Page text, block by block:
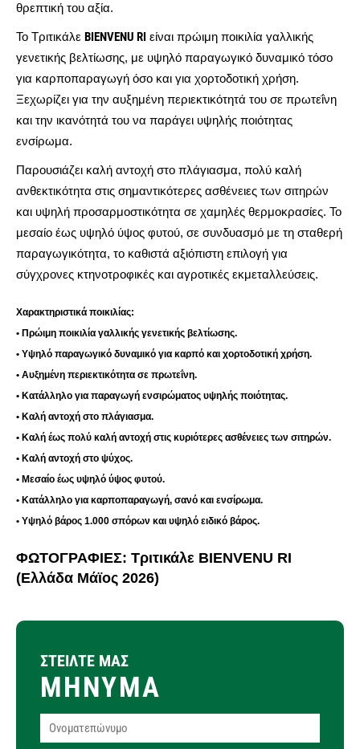
θρεπτική του αξία.
Το Τριτικάλε BIENVENU RI είναι πρώιμη ποικιλία γαλλικής
γενετικής βελτίωσης, με υψηλό παραγωγικό δυναμικό τόσο
για καρποπαραγωγή όσο και για χορτοδοτική χρήση.
Ξεχωρίζει για την αυξημένη περιεκτικότητά του σε πρωτεΐνη
και την ικανότητά του να παράγει υψηλής ποιότητας
ενσίρωμα.
Παρουσιάζει καλή αντοχή στο πλάγιασμα, πολύ καλή
ανθεκτικότητα στις σημαντικότερες ασθένειες των σιτηρών
και υψηλή προσαρμοστικότητα σε χαμηλές θερμοκρασίες. Το
μεσαίο έως υψηλό ύψος φυτού, σε συνδυασμό με τη σταθερή
παραγωγικότητα, το καθιστά αξιόπιστη επιλογή για
σύγχρονες κτηνοτροφικές και αγροτικές εκμεταλλεύσεις.
Χαρακτηριστικά ποικιλίας:
• Πρώιμη ποικιλία γαλλικής γενετικής βελτίωσης.
• Υψηλό παραγωγικό δυναμικό για καρπό και χορτοδοτική χρήση.
• Αυξημένη περιεκτικότητα σε πρωτεΐνη.
• Κατάλληλο για παραγωγή ενσιρώματος υψηλής ποιότητας.
• Καλή αντοχή στο πλάγιασμα.
• Καλή έως πολύ καλή αντοχή στις κυριότερες ασθένειες των σιτηρών.
• Καλή αντοχή στο ψύχος.
• Μεσαίο έως υψηλό ύψος φυτού.
• Κατάλληλο για καρποπαραγωγή, σανό και ενσίρωμα.
• Υψηλό βάρος 1.000 σπόρων και υψηλό ειδικό βάρος.
ΦΩΤΟΓΡΑΦΙΕΣ: Τριτικάλε BIENVENU RI
(Ελλάδα Μάϊος 2026)
ΣΤΕΙΛΤΕ ΜΑΣ
ΜΗΝΥΜΑ